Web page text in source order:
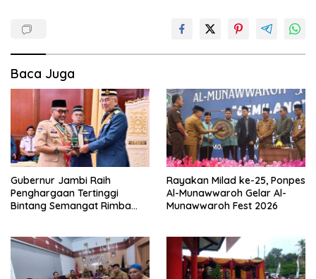
Baca Juga
Gubernur Jambi Raih
Penghargaan Tertinggi
Bintang Semangat Rimba
Rayakan Milad ke-25, Ponpes
Al-Munawwaroh Gelar Al-
Munawwaroh Fest 2026